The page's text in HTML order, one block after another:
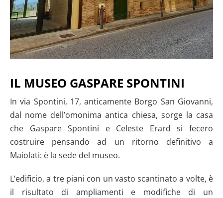
IL MUSEO GASPARE SPONTINI
In via Spontini, 17, anticamente Borgo San Giovanni,
dal nome dell’omonima antica chiesa, sorge la casa
che Gaspare Spontini e Celeste Erard si fecero
costruire pensando ad un ritorno definitivo a
Maiolati: è la sede del museo.
L’edificio, a tre piani con un vasto scantinato a volte, è
il risultato di ampliamenti e modifiche di un